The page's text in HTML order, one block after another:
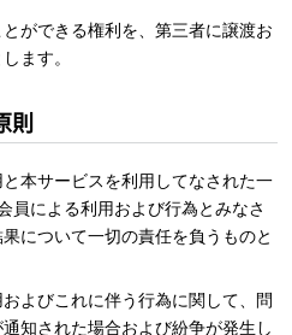
ができる権利を、第三者に譲渡お
ます。
則
本サービスを利用してなされた一
員による利用および行為とみなさ
について一切の責任を負うものと
よびこれに伴う行為に関して、問
知された場合および紛争が発生し